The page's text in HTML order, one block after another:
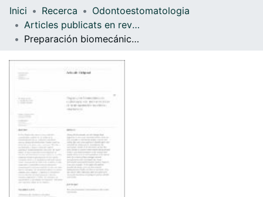
Navega per tot el DD
Com publicar
Contacte
Inici Recerca
Odontoestomatologia
Articles publicats en revistes (Odontoestomatologia)
Preparación biomecánica en endodoncia con nuevas técnicas de instrumentación mecánico­rotacionales